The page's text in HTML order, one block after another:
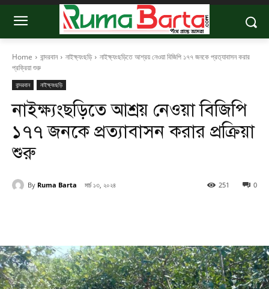
Home বান্দরবান নাইক্ষ্যংছড়ি
নাইক্ষ‍্যংছড়িতে আশ্রয় নেওয়া বিজিপি ১৭৭ জনকে প্রত‍্যাবাসন করার
প্রক্রিয়া শুরু
বান্দরবান নাইক্ষ্যংছড়ি
নাইক্ষ‍্যংছড়িতে আশ্রয় নেওয়া বিজিপি
১৭৭ জনকে প্রত‍্যাবাসন করার প্রক্রিয়া
শুরু
By Ruma Barta মার্চ ১৩, ২০২৪ 0
251